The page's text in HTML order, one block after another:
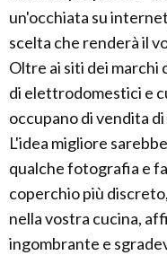
un'occhiata su
scelta che renderà il
Oltre ai siti dei
di elettrodomestici e
occupano di vendita
L'idea migliore
qualche fotografia e
coperchio più
nella vostra cucina,
ingombrante e